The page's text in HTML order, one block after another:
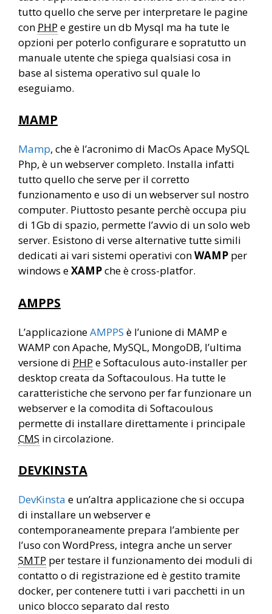
tutto quello che serve per interpretare le pagine
con PHP e gestire un db Mysql ma ha tute le
opzioni per poterlo configurare e sopratutto un
manuale utente che spiega qualsiasi cosa in
base al sistema operativo sul quale lo
eseguiamo.
MAMP
Mamp, che è l’acronimo di MacOs Apace MySQL
Php, è un webserver completo. Installa infatti
tutto quello che serve per il corretto
funzionamento e uso di un webserver sul nostro
computer. Piuttosto pesante perchè occupa piu
di 1Gb di spazio, permette l’avvio di un solo web
server. Esistono di verse alternative tutte simili
dedicati ai vari sistemi operativi conWAMP per
windows eXAMPche è cross-platfor.
AMPPS
L’applicazioneAMPPS è l’unione di MAMP e
WAMP con Apache, MySQL, MongoDB, l’ultima
versione di PHP e Softaculous auto-installer per
desktop creata da Softacoulous. Ha tutte le
caratteristiche che servono per far funzionare un
webserver e la comodita di Softacoulous
permette di installare direttamente i principale
CMS in circolazione.
DEVKINSTA
DevKinsta e un’altra applicazione che si occupa
di installare un webserver e
contemporaneamente prepara l’ambiente per
l’uso con WordPress, integra anche un server
SMTP per testare il funzionamento dei moduli di
contatto o di registrazione ed è gestito tramite
docker, per contenere tutti i vari pacchetti in un
unico blocco separato dal resto